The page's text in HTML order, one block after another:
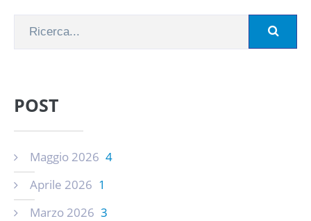
POST
Maggio 2026 4
Aprile 2026 1
Marzo 2026 3